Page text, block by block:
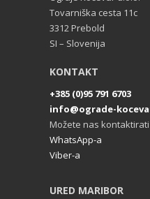
Tovarniška cesta 11c
3312 Prebold
SI – Slovenija
KONTAKT
+385 (0)95 791 6703
info@ograde-
Možete nas
WhatsApp-a
Viber-a
URED MARIBOR